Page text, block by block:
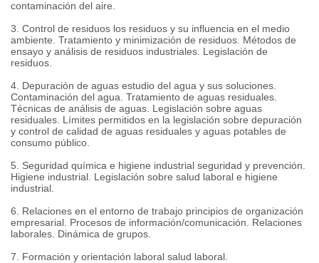
contaminación del aire.
3. Control de residuos los residuos y su influencia en el medio
ambiente. Tratamiento y minimización de residuos. Métodos de
ensayo y análisis de residuos industriales. Legislación de
residuos.
4. Depuración de aguas estudio del agua y sus soluciones.
Contaminación del agua. Tratamiento de aguas residuales.
Técnicas de análisis de aguas. Legislación sobre aguas
residuales. Límites permitidos en la legislación sobre depuración
y control de calidad de aguas residuales y aguas potables de
consumo público.
5. Seguridad química e higiene industrial seguridad y prevención.
Higiene industrial. Legislación sobre salud laboral e higiene
industrial.
6. Relaciones en el entorno de trabajo principios de organización
empresarial. Procesos de información/comunicación. Relaciones
laborales. Dinámica de grupos.
7. Formación y orientación laboral salud laboral.